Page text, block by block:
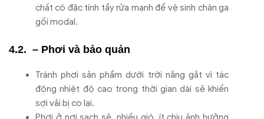
chất có đặc tính tẩy rửa mạnh để vệ sinh chăn ga
gối modal.
– Phơi và bảo quản
Tránh phơi sản phẩm dưới trời nắng gắt vì tác
động nhiệt độ cao trong thời gian dài sẽ khiến
sợi vải bị co lại.